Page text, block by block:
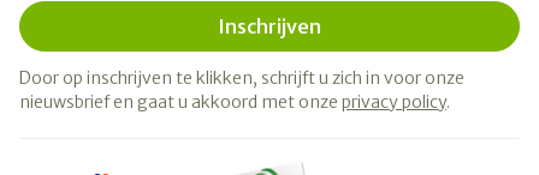
Inschrijven
Door op inschrijven te klikken, schrijft u zich in voor onze
nieuwsbrief en gaat u akkoord met onze privacy policy.